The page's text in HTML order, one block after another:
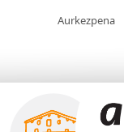
Aurkezpena